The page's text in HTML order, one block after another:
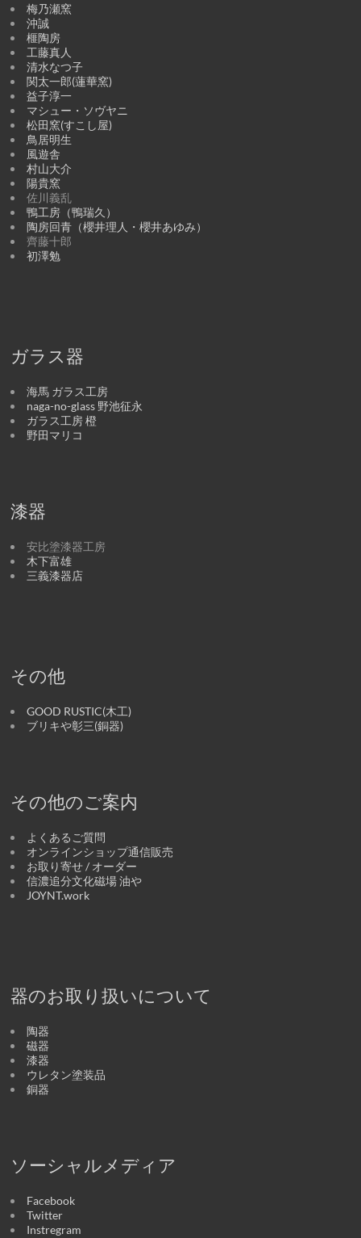
梅乃瀬窯
沖誠
榧陶房
工藤真人
清水なつ子
関太一郎(蓮華窯)
益子淳一
マシュー・ソヴヤニ
松田窯(すこし屋)
鳥居明生
風遊舎
村山大介
陽貴窯
佐川義乱
鴨工房（鴨瑞久）
陶房回青（櫻井理人・櫻井あゆみ）
齊藤十郎
初澤勉
ガラス器
海馬 ガラス工房
naga-no-glass 野池征永
ガラス工房 橙
野田マリコ
漆器
安比塗漆器工房
木下富雄
三義漆器店
その他
GOOD RUSTIC(木工)
ブリキや彰三(銅器)
その他のご案内
よくあるご質問
オンラインショップ通信販売
お取り寄せ / オーダー
信濃追分文化磁場 油や
JOYNT.work
器のお取り扱いについて
陶器
磁器
漆器
ウレタン塗装品
銅器
ソーシャルメディア
Facebook
Twitter
Instregram